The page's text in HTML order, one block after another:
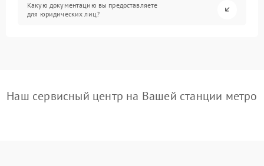
Какую документацию вы предоставляете
для юридических лиц?
Наш сервисный центр на Вашей станции метро